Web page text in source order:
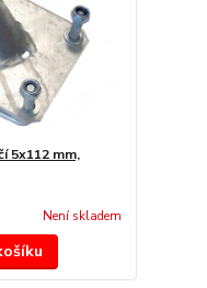
5x112 mm,
Není skladem